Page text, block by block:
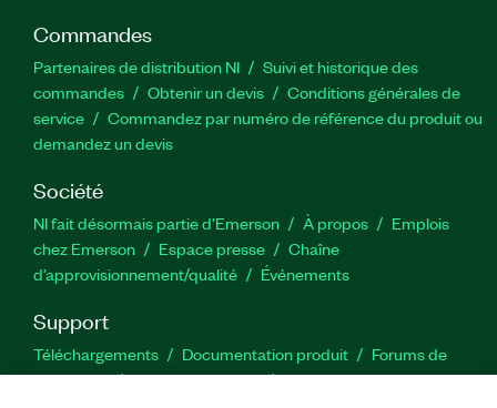
Commandes
Partenaires de distribution NI
Suivi et historique des
commandes
Obtenir un devis
Conditions générales de
service
Commandez par numéro de référence du produit ou
demandez un devis
Société
NI fait désormais partie d'Emerson À propos
Emplois
chez Emerson
Espace presse
Chaîne
d’approvisionnement/qualité
Événements
Support
Téléchargements Documentation produit
Forums de
discussion
Activer un produit
Soumettre une demande de